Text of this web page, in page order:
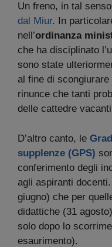
Un freno, in tal
dal Miur. In
nell’ordinanza
che ha disciplinato
sono state
al fine di scongiurare
rinunce che tanti
delle cattedre
D’altro canto, le
supplenze (GPS)
conferimento degli
agli aspiranti
giugno) che per
didattiche (31
solo dopo lo
esaurimento).